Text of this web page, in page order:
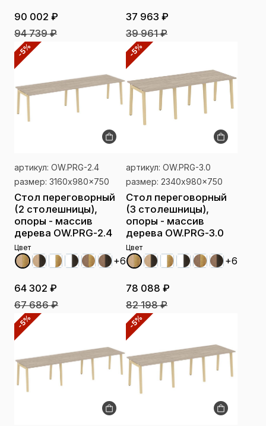
90 002 ₽
94 739 ₽
37 963 ₽
39 961 ₽
-5%
артикул: OW.PRG-2.4
размер: 3160x980x750
Стол переговорный
(2 столешницы),
опоры - массив
дерева OW.PRG-2.4
Цвет
+6
64 302 ₽
67 686 ₽
-5%
артикул: OW.PRG-3.0
размер: 2340x980x750
Стол переговорный
(3 столешницы),
опоры - массив
дерева OW.PRG-3.0
Цвет
+6
78 088 ₽
82 198 ₽
-5% -5%